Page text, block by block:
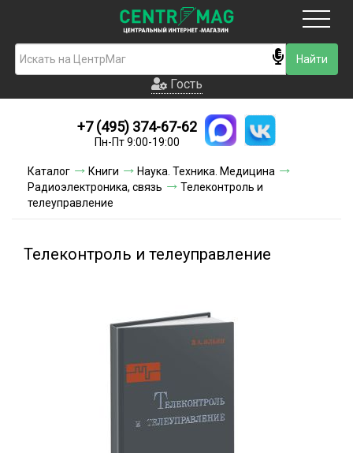
Гость
Новинки
Условия доставки
Гость
+7 (495) 374-67-62
Пн-Пт 9:00-19:00
Каталог Книги
Наука. Техника. Медицина
Радиоэлектроника, связь
Телеконтроль и
телеуправление
Телеконтроль и телеуправление